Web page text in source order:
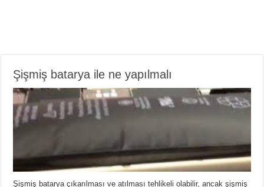
Şişmiş batarya ile ne yapılmalı
Şişmiş batarya çıkarılması ve atılması tehlikeli olabilir, ancak şişmiş